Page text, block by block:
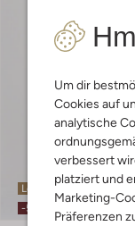
Um dir
Cookies auf
analytische
verbessert
platziert und
Marketing-
Präferenzen
Letzter Artikel
-50%